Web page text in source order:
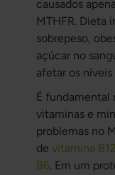
causados
MTHFR. Dieta
sobrepeso,
açúcar no
afetar os
É fundamental
vitaminas e
problemas no
de vitamina
B6. Em um